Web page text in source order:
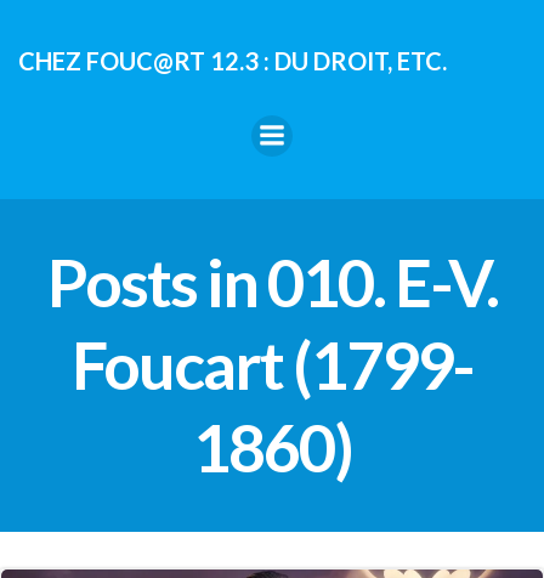
contenu
CHEZ FOUC@RT 12.3 : DU DROIT, ETC.
Posts in 010. E-V.
Foucart (1799-
1860)